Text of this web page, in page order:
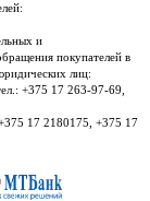
и
покупателей в
лиц:
+375 17 263-97-69,
17 2180175, +375 17